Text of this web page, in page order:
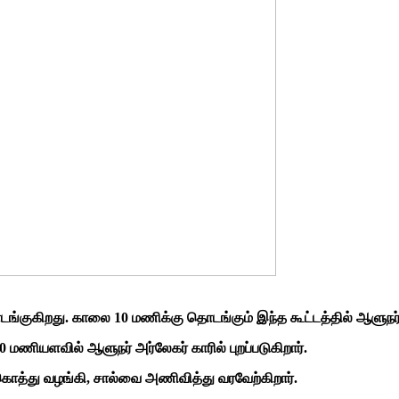
காலை 10 மணிக்கு தொடங்கும் இந்த கூட்டத்தில் ஆளுநர்
ஆளுநர் அர்லேகர் காரில் புறப்படுகிறார்.
வழங்கி, சால்வை அணிவித்து வரவேற்கிறார்.